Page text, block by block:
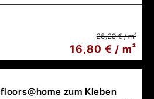
26,29 € / m²
16,80 € / m²
floors@home zum Kleben